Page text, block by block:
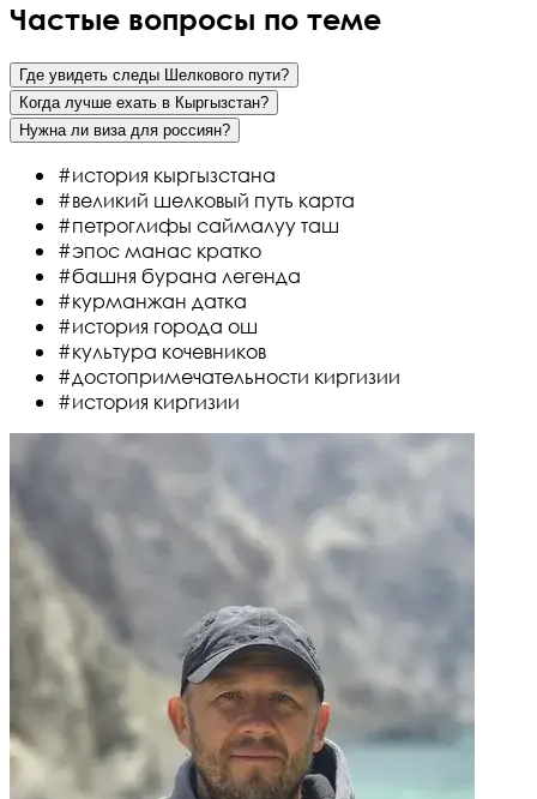
Частые вопросы по теме
Где увидеть следы Шелкового пути?
Когда лучше ехать в Кыргызстан?
Нужна ли виза для россиян?
#история кыргызстана
#великий шелковый путь карта
#петроглифы саймалуу таш
#эпос манас кратко
#башня бурана легенда
#курманжан датка
#история города ош
#культура кочевников
#достопримечательности киргизии
#история киргизии